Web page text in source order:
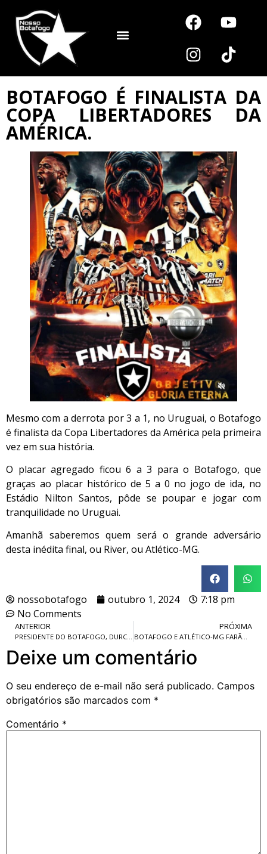
BOTAFOGO É FINALISTA DA
COPA LIBERTADORES DA
AMÉRICA.
Mesmo com a derrota por 3 a 1, no Uruguai, o Botafogo
é finalista da Copa Libertadores da América pela primeira
vez em sua história.
O placar agregado ficou 6 a 3 para o Botafogo, que
graças ao placar histórico de 5 a 0 no jogo de ida, no
Estádio Nilton Santos, pôde se poupar e jogar com
tranquilidade no Uruguai.
Amanhã saberemos quem será o grande adversário
desta inédita final, ou River, ou Atlético-MG.
nossobotafogo outubro 1, 2024
7:18 pm
No Comments
ANTERIOR PRÓXIMA
BOTAFOGO E ATLÉTICO-MG FARÃO A GRANDE FINAL INÉDITA DA COPA LIBERTADORES DA AMÉRICA 2024.
Deixe um comentário
O seu endereço de e-mail não será publicado. Campos
obrigatórios são marcados com *
Comentário *